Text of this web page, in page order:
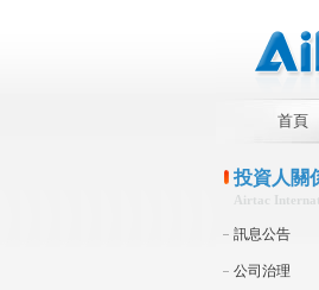
首頁
投資人關
Airtac
訊息公告
公司治理